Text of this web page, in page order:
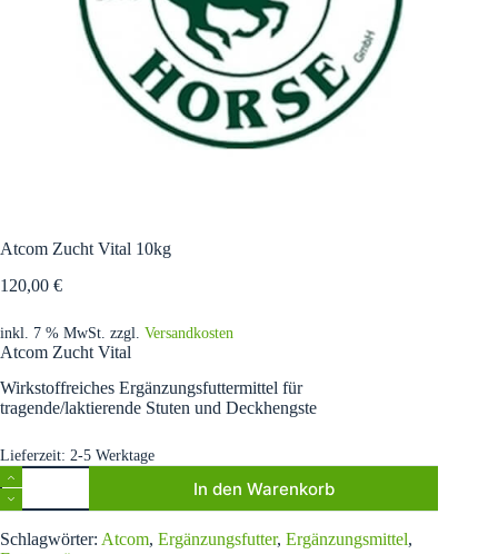
Atcom Zucht Vital 10kg
120,00 €
inkl. 7 % MwSt. zzgl. Versandkosten
Atcom Zucht Vital
Wirkstoffreiches Ergänzungsfuttermittel für
tragende/laktierende Stuten und Deckhengste
Lieferzeit: 2-5 Werktage
Atcom
Zucht
Vital
10kg
Menge
In den Warenkorb
lSchlagwörter: Atcom, Ergänzungsfutter, Ergänzungsmittel,